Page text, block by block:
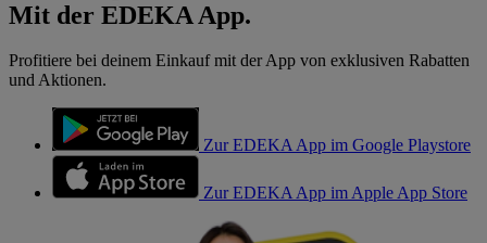
Mit der EDEKA App.
Profitiere bei deinem Einkauf mit der App von exklusiven Rabatten
und Aktionen.
Zur EDEKA App im Google Playstore
Zur EDEKA App im Apple App Store